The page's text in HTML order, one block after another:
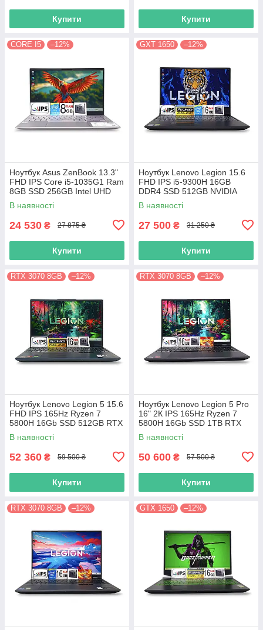
Купити Купити
CORE I5 –12%
Ноутбук Asus ZenBook 13.3"
FHD IPS Core i5-1035G1 Ram
8GB SSD 256GB Intel UHD
Graphics
В наявності
24 530 ₴ 27 875 ₴
Купити
GXT 1650 –12%
Ноутбук Lenovo Legion 15.6
FHD IPS i5-9300H 16GB
DDR4 SSD 512GB NVIDIA
GTX1650
В наявності
27 500 ₴ 31 250 ₴
Купити
RTX 3070 8GB –12%
Ноутбук Lenovo Legion 5 15.6
FHD IPS 165Hz Ryzen 7
5800H 16Gb SSD 512GB RTX
3070 8GB
В наявності
52 360 ₴ 59 500 ₴
Купити
RTX 3070 8GB –12%
Ноутбук Lenovo Legion 5 Pro
16" 2К IPS 165Hz Ryzen 7
5800H 16Gb SSD 1TB RTX
3070 8GB
В наявності
50 600 ₴ 57 500 ₴
Купити
RTX 3070 8GB –12% GTX 1650 –12%